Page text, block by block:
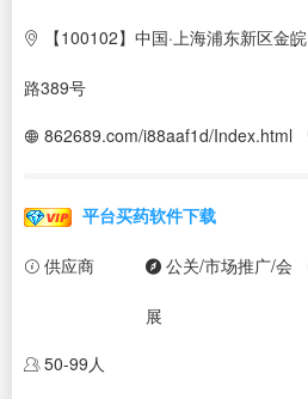
【100102】中国·上海浦东新区金皖
路389号
862689.com/i88aaf1d/Index.html
平台买药软件下载
供应商 公关/市场推广/会
展
50-99人